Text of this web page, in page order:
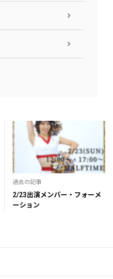
過去の記事
2/23出演メンバー・フォーメ
ーション